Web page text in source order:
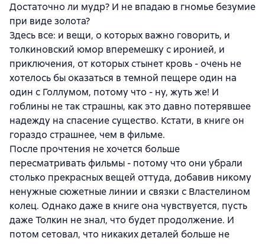
Достаточно ли мудр? И не впадаю в гномье безумие
при виде золота?
Здесь все: и вещи, о которых важно говорить, и
толкиновский юмор вперемешку с иронией, и
приключения, от которых стынет кровь - очень не
хотелось бы оказаться в темной пещере один на
один с Голлумом, потому что - ну, жуть же! И
гоблины не так страшны, как это давно потерявшее
надежду на спасение существо. Кстати, в книге он
гораздо страшнее, чем в фильме.
После прочтения не хочется больше
пересматривать фильмы - потому что они убрали
столько прекрасных вещей оттуда, добавив никому
ненужные сюжетные линии и связки с Властелином
колец. Однако даже в книге она чувствуется, пусть
даже Толкин не знал, что будет продолжение. И
потом сетовал, что никаких деталей больше не